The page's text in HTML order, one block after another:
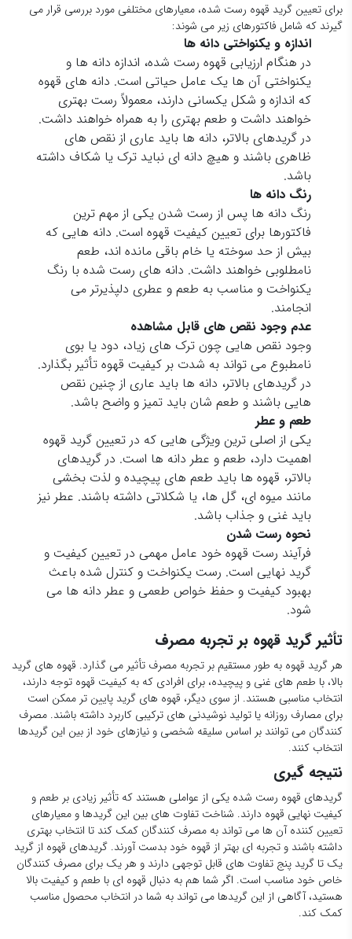
برای تعیین گرید قهوه رست شده، معیارهای مختلفی مورد بررسی قرار می
گیرند که شامل فاکتورهای زیر می شوند:
اندازه و یکنواختی دانه ها
در هنگام ارزیابی قهوه رست شده، اندازه دانه ها و
یکنواختی آن ها یک عامل حیاتی است. دانه های قهوه
که اندازه و شکل یکسانی دارند، معمولاً رست بهتری
خواهند داشت و طعم بهتری را به همراه خواهند داشت.
در گریدهای بالاتر، دانه ها باید عاری از نقص های
ظاهری باشند و هیچ دانه ای نباید ترک یا شکاف داشته
باشد.
رنگ دانه ها
رنگ دانه ها پس از رست شدن یکی از مهم ترین
فاکتورها برای تعیین کیفیت قهوه است. دانه هایی که
بیش از حد سوخته یا خام باقی مانده اند، طعم
نامطلوبی خواهند داشت. دانه های رست شده با رنگ
یکنواخت و مناسب به طعم و عطری دلپذیرتر می
انجامند.
عدم وجود نقص های قابل مشاهده
وجود نقص هایی چون ترک های زیاد، دود یا بوی
نامطبوع می تواند به شدت بر کیفیت قهوه تأثیر بگذارد.
در گریدهای بالاتر، دانه ها باید عاری از چنین نقص
هایی باشند و طعم شان باید تمیز و واضح باشد.
طعم و عطر
یکی از اصلی ترین ویژگی هایی که در تعیین گرید قهوه
اهمیت دارد، طعم و عطر دانه ها است. در گریدهای
بالاتر، قهوه ها باید طعم های پیچیده و لذت بخشی
مانند میوه ای، گل ها، یا شکلاتی داشته باشند. عطر نیز
باید غنی و جذاب باشد.
نحوه رست شدن
فرآیند رست قهوه خود عامل مهمی در تعیین کیفیت و
گرید نهایی است. رست یکنواخت و کنترل شده باعث
بهبود کیفیت و حفظ خواص طعمی و عطر دانه ها می
شود.
تأثیر گرید قهوه بر تجربه مصرف
هر گرید قهوه به طور مستقیم بر تجربه مصرف تأثیر می گذارد. قهوه های گرید
بالا، با طعم های غنی و پیچیده، برای افرادی که به کیفیت قهوه توجه دارند،
انتخاب مناسبی هستند. از سوی دیگر، قهوه های گرید پایین تر ممکن است
برای مصارف روزانه یا تولید نوشیدنی های ترکیبی کاربرد داشته باشند. مصرف
کنندگان می توانند بر اساس سلیقه شخصی و نیازهای خود از بین این گریدها
انتخاب کنند.
نتیجه گیری
گریدهای قهوه رست شده یکی از عواملی هستند که تأثیر زیادی بر طعم و
کیفیت نهایی قهوه دارند. شناخت تفاوت های بین این گریدها و معیارهای
تعیین کننده آن ها می تواند به مصرف کنندگان کمک کند تا انتخاب بهتری
داشته باشند و تجربه ای بهتر از قهوه خود بدست آورند. گریدهای قهوه از گرید
یک تا گرید پنج تفاوت های قابل توجهی دارند و هر یک برای مصرف کنندگان
خاص خود مناسب است. اگر شما هم به دنبال قهوه ای با طعم و کیفیت بالا
هستید، آگاهی از این گریدها می تواند به شما در انتخاب محصول مناسب
کمک کند.